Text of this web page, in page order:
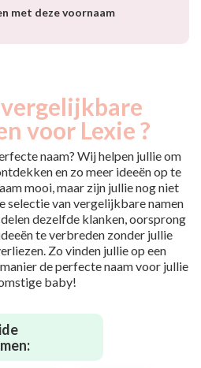
met deze voornaam
voor Lexie ?
naam? Wij helpen jullie om
en zo meer ideeën op te
mooi, maar zijn jullie nog niet
selectie van vergelijkbare namen
dezelfde klanken, oorsprong
te verbreden zonder jullie
Zo vinden jullie op een
de perfecte naam voor jullie
baby!